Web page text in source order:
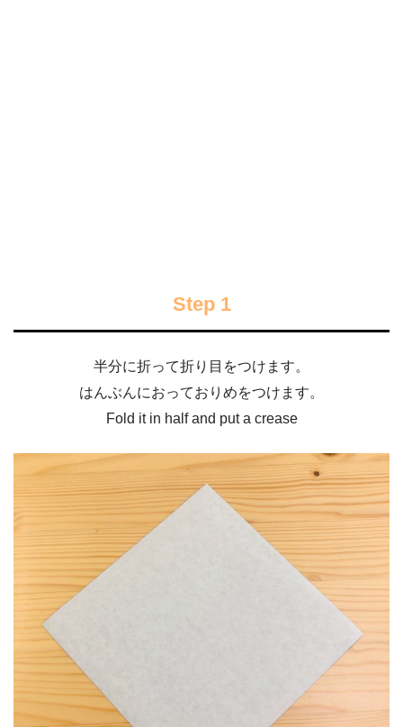
Step 1
半分に折って折り目をつけます。
はんぶんにおっておりめをつけます。
Fold it in half and put a crease